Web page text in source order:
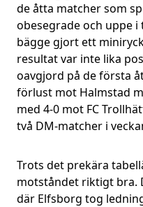
de åtta matcher som
obesegrade och uppe i
bägge gjort ett
resultat var inte lika
oavgjord på de första
förlust mot Halmstad
med 4-0 mot FC
två DM-matcher i
Trots det prekära
motståndet riktigt bra.
där Elfsborg tog